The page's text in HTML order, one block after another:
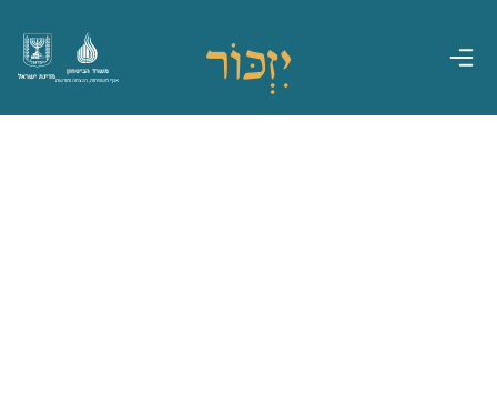
מדינת ישראל
משרד הביטחון
אגף משפחות, הנצחה ומורשת